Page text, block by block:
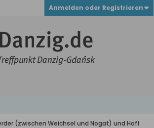
Anmelden oder Registrieren
(zwischen Weichsel und Nogat) und Haff